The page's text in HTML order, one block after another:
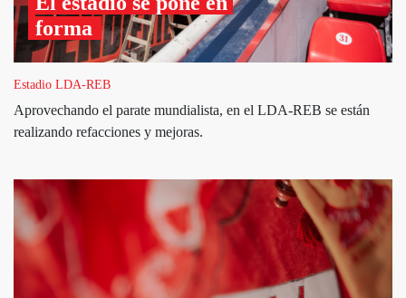
forma
Estadio LDA-REB
Aprovechando el parate mundialista, en el LDA-REB se están
realizando refacciones y mejoras.